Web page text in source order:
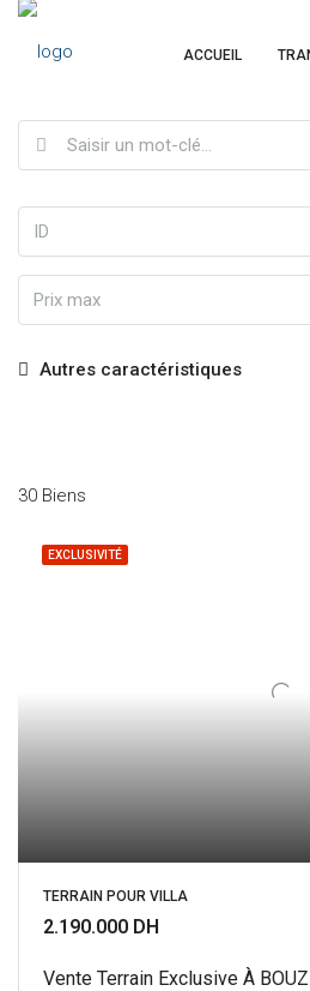
ACCUEIL
Autres caractéristiques
30 Biens
EXCLUSIVITÉ
TERRAIN POUR VILLA
2.190.000 DH
Vente Terrain Exclusive À